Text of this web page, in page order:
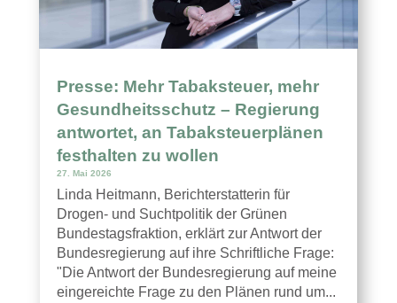
Presse: Mehr Tabaksteuer, mehr
Gesundheitsschutz – Regierung
antwortet, an Tabaksteuerplänen
festhalten zu wollen
27. Mai 2026
Linda Heitmann, Berichterstatterin für
Drogen- und Suchtpolitik der Grünen
Bundestagsfraktion, erklärt zur Antwort der
Bundesregierung auf ihre Schriftliche Frage:
"Die Antwort der Bundesregierung auf meine
eingereichte Frage zu den Plänen rund um...